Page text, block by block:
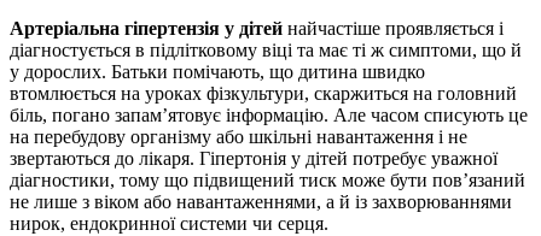
Артеріальна гіпертензія у дітей найчастіше проявляється і
діагностується в підлітковому віці та має ті ж симптоми, що й
у дорослих. Батьки помічають, що дитина швидко
втомлюється на уроках фізкультури, скаржиться на головний
біль, погано запам’ятовує інформацію. Але часом списують це
на перебудову організму або шкільні навантаження і не
звертаються до лікаря. Гіпертонія у дітей потребує уважної
діагностики, тому що підвищений тиск може бути пов’язаний
не лише з віком або навантаженнями, а й із захворюваннями
нирок, ендокринної системи чи серця.